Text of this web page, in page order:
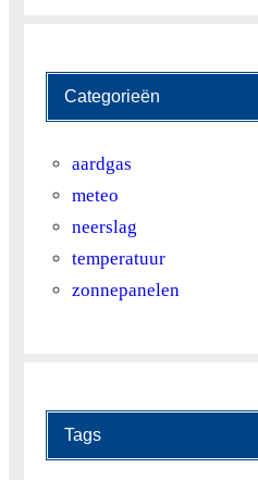
Categorieën
aardgas
meteo
neerslag
temperatuur
zonnepanelen
Tags